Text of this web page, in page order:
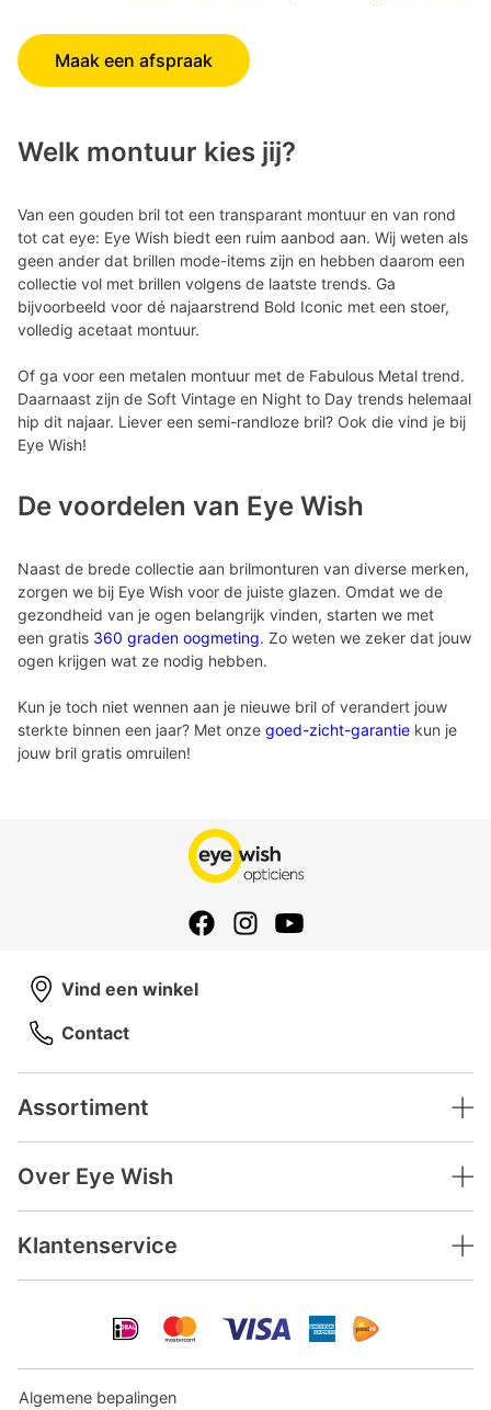
Maak een afspraak
Welk montuur kies jij?
Van een gouden bril tot een transparant montuur en van rond
tot cat eye: Eye Wish biedt een ruim aanbod aan. Wij weten als
geen ander dat brillen mode-items zijn en hebben daarom een
collectie vol met brillen volgens de laatste trends. Ga
bijvoorbeeld voor dé najaarstrend Bold Iconic met een stoer,
volledig acetaat montuur.
Of ga voor een metalen montuur met de Fabulous Metal trend.
Daarnaast zijn de Soft Vintage en Night to Day trends helemaal
hip dit najaar. Liever een semi-randloze bril? Ook die vind je bij
Eye Wish!
De voordelen van Eye Wish
Naast de brede collectie aan brilmonturen van diverse merken,
zorgen we bij Eye Wish voor de juiste glazen. Omdat we de
gezondheid van je ogen belangrijk vinden, starten we met
een gratis 360 graden oogmeting. Zo weten we zeker dat jouw
ogen krijgen wat ze nodig hebben.
Kun je toch niet wennen aan je nieuwe bril of verandert jouw
sterkte binnen een jaar? Met onze goed-zicht-garantie kun je
jouw bril gratis omruilen!
Assortiment
Over Eye Wish
Klantenservice
Vind een winkel
Contact
Algemene bepalingen